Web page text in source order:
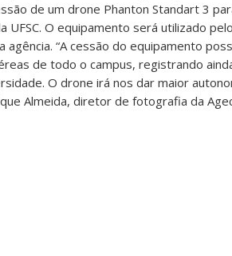
de um drone Phanton Standart 3
UFSC. O equipamento será utilizado
agência. “A cessão do equipamento
de todo o campus, registrando
O drone irá nos dar maior
Almeida, diretor de fotografia da